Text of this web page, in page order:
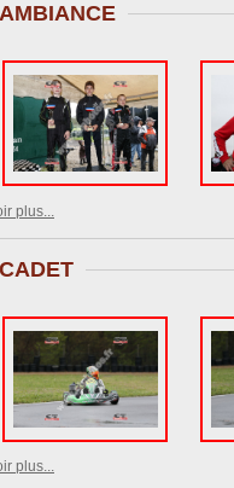
AMBIANCE
plus...
CADET
plus...